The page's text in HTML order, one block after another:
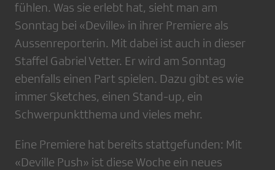
fühlen. Was sie erlebt hat, sieht man am
Sonntag bei «Deville» in ihrer Premiere als
Aussenreporterin. Mit dabei ist auch in dieser
Staffel Gabriel Vetter. Er wird am Sonntag
ebenfalls einen Part spielen. Dazu gibt es wie
immer Sketches, einen Stand-up, ein
Schwerpunktthema und vieles mehr.
Eine Premiere hat bereits stattgefunden: Mit
«Deville Push» ist diese Woche ein neues